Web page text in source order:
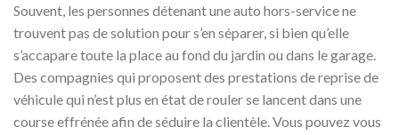
Souvent, les personnes détenant une auto hors-service ne
trouvent pas de solution pour s’en séparer, si bien qu’elle
s’accapare toute la place au fond du jardin ou dans le garage.
Des compagnies qui proposent des prestations de reprise de
véhicule qui n’est plus en état de rouler se lancent dans une
course effrénée afin de séduire la clientèle. Vous pouvez vous